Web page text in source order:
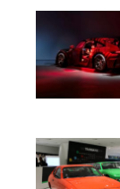
TP)13.4L/
究極のロード
は、エアロダ
上させるダウ
操作による数
「サーキット